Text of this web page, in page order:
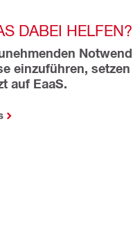
DABEI HELFEN?
einzuführen,
auf EaaS.